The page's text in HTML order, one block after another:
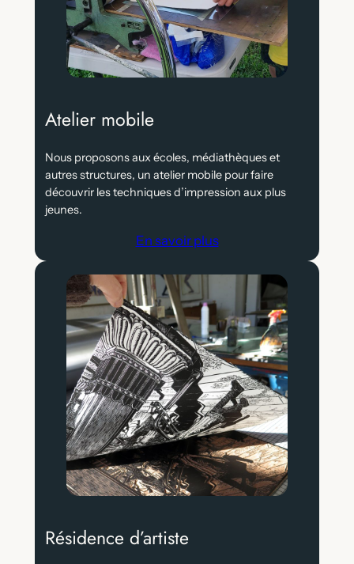
Atelier mobile
Nous proposons aux écoles, médiathèques et
autres structures, un atelier mobile pour faire
découvrir les techniques d’impression aux plus
jeunes.
En savoir plus
Résidence d’artiste